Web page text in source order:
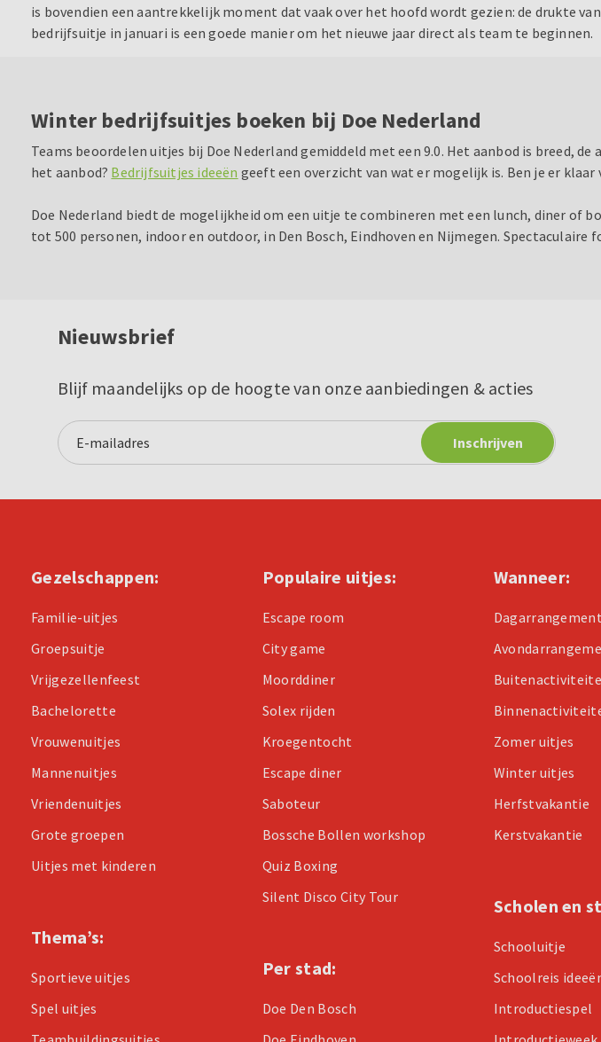
is bovendien een aantrekkelijk moment dat vaak over het hoofd wordt gezien: de drukte
bedrijfsuitje in januari is een goede manier om het nieuwe jaar direct als team te beginnen.
Winter bedrijfsuitjes boeken bij Doe Nederland
Teams beoordelen uitjes bij Doe Nederland gemiddeld met een 9.0. Het aanbod is breed,
het aanbod? Bedrijfsuitjes ideeën geeft een overzicht van wat er mogelijk is. Ben je er
Doe Nederland biedt de mogelijkheid om een uitje te combineren met een lunch, diner
tot 500 personen, indoor en outdoor, in Den Bosch, Eindhoven en Nijmegen.
Nieuwsbrief
Blijf maandelijks op de hoogte van onze aanbiedingen & acties
Gezelschappen:
Familie-uitjes
Groepsuitje
Vrijgezellenfeest
Bachelorette
Vrouwenuitjes
Mannenuitjes
Vriendenuitjes
Grote groepen
Uitjes met kinderen
Thema’s:
Sportieve uitjes
Spel uitjes
Populaire uitjes:
Escape room
City game
Moorddiner
Solex rijden
Kroegentocht
Escape diner
Saboteur
Bossche Bollen workshop
Quiz Boxing
Silent Disco City Tour
Per stad:
Doe Den Bosch
Wanneer:
Zomer uitjes
Winter uitjes
Herfstvakantie
Kerstvakantie
Scholen en
Schooluitje
Schoolreis
Introductiespel